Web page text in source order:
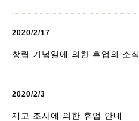
2020/2/17
창립 기념일에 의한 휴업의 소식
2020/2/3
재고 조사에 의한 휴업 안내